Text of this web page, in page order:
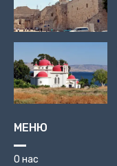
МЕНЮ
О нас